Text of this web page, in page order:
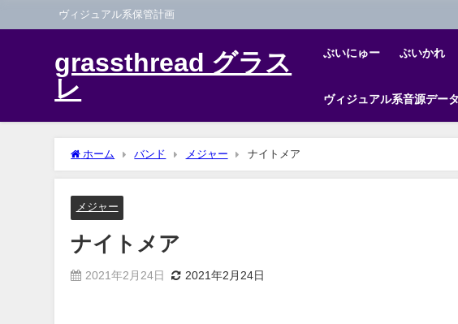
ヴィジュアル系保管計画
grassthread グラス
レ
ぶいにゅー ぶいかれ
ヴィジュアル系音源デー
ホーム バンド メジャー ナイトメア
メジャー
ナイトメア
2021年2月24日 2021年2月24日